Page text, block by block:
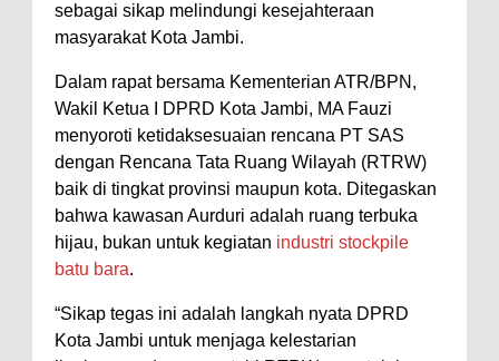
sebagai sikap melindungi kesejahteraan
masyarakat Kota Jambi.
Dalam rapat bersama Kementerian ATR/BPN,
Wakil Ketua I DPRD Kota Jambi, MA Fauzi
menyoroti ketidaksesuaian rencana PT SAS
dengan Rencana Tata Ruang Wilayah (RTRW)
baik di tingkat provinsi maupun kota. Ditegaskan
bahwa kawasan Aurduri adalah ruang terbuka
hijau, bukan untuk kegiatan industri stockpile
batu bara.
“Sikap tegas ini adalah langkah nyata DPRD
Kota Jambi untuk menjaga kelestarian